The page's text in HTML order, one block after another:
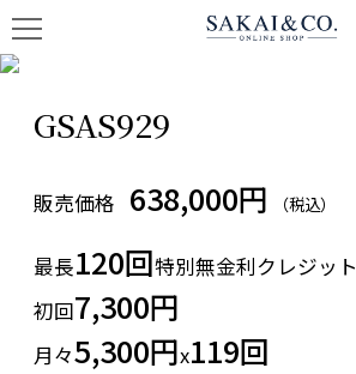
GSAS929
販売価格 638,000円 （税込）
最長120回特別無金利クレジット
初回7,300円
月々5,300円x119回